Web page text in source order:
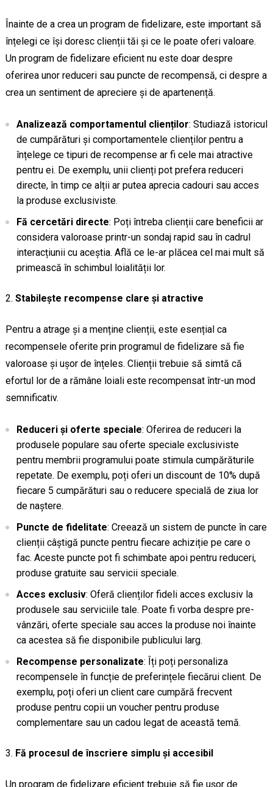
Înainte de a crea un program de fidelizare, este important să
înțelegi ce își doresc clienții tăi și ce le poate oferi valoare.
Un program de fidelizare eficient nu este doar despre
oferirea unor reduceri sau puncte de recompensă, ci despre a
crea un sentiment de apreciere și de apartenență.
Analizează comportamentul clienților: Studiază istoricul
de cumpărături și comportamentele clienților pentru a
înțelege ce tipuri de recompense ar fi cele mai atractive
pentru ei. De exemplu, unii clienți pot prefera reduceri
directe, în timp ce alții ar putea aprecia cadouri sau acces
la produse exclusiviste.
Fă cercetări directe: Poți întreba clienții care beneficii ar
considera valoroase printr-un sondaj rapid sau în cadrul
interacțiunii cu aceștia. Află ce le-ar plăcea cel mai mult să
primească în schimbul loialității lor.
Stabilește recompense clare și atractive
Pentru a atrage și a menține clienții, este esențial ca
recompensele oferite prin programul de fidelizare să fie
valoroase și ușor de înțeles. Clienții trebuie să simtă că
efortul lor de a rămâne loiali este recompensat într-un mod
semnificativ.
Reduceri și oferte speciale: Oferirea de reduceri la
produsele populare sau oferte speciale exclusiviste
pentru membrii programului poate stimula cumpărăturile
repetate. De exemplu, poți oferi un discount de 10% după
fiecare 5 cumpărături sau o reducere specială de ziua lor
de naștere.
Puncte de fidelitate: Creează un sistem de puncte în care
clienții câștigă puncte pentru fiecare achiziție pe care o
fac. Aceste puncte pot fi schimbate apoi pentru reduceri,
produse gratuite sau servicii speciale.
Acces exclusiv: Oferă clienților fideli acces exclusiv la
produsele sau serviciile tale. Poate fi vorba despre pre-
vânzări, oferte speciale sau acces la produse noi înainte
ca acestea să fie disponibile publicului larg.
Recompense personalizate: Îți poți personaliza
recompensele în funcție de preferințele fiecărui client. De
exemplu, poți oferi un client care cumpără frecvent
produse pentru copii un voucher pentru produse
complementare sau un cadou legat de această temă.
Fă procesul de înscriere simplu și accesibil
Un program de fidelizare eficient trebuie să fie ușor de